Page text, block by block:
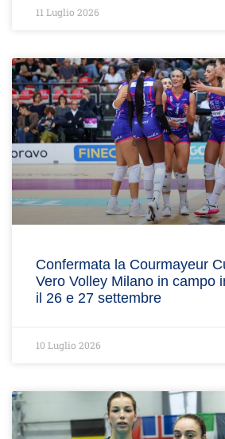
11 Luglio 2026
Confermata la Courmayeur
Vero Volley Milano in campo
il 26 e 27 settembre
10 Luglio 2026